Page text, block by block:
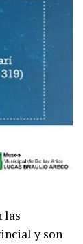
las
y son